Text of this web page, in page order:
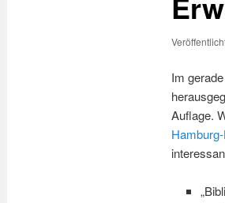
Im
Auflage.